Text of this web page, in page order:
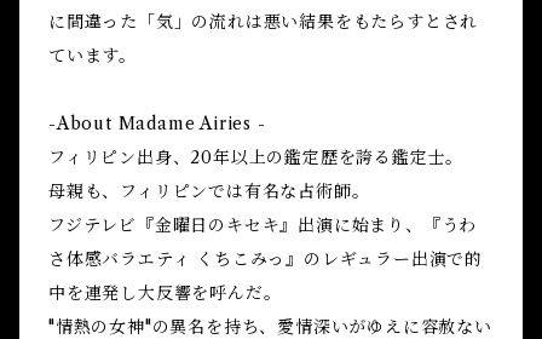
に間違った「気」の流れは悪い結果をもたらすとされ
ています。
-About Madame Airies -
フィリピン出身、20年以上の鑑定歴を誇る鑑定士。
母親も、フィリピンでは有名な占術師。
フジテレビ『金曜日のキセキ』出演に始まり、『うわ
さ体感バラエティ くちこみっ』のレギュラー出演で的
中を連発し大反響を呼んだ。
"情熱の女神"の異名を持ち、愛情深いがゆえに容赦ない